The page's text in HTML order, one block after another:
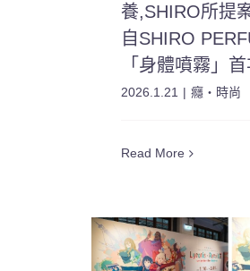
養,SHIRO所提
自SHIRO
「身體噴霧」
2026.1.21 | 癮・時尚
Read More